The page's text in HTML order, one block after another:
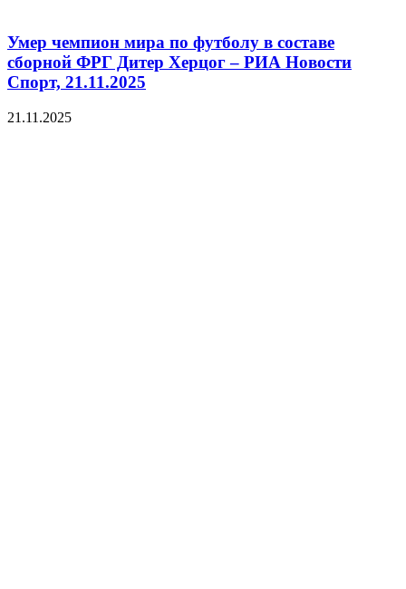
Умер чемпион мира по футболу в составе
сборной ФРГ Дитер Херцог – РИА Новости
Спорт, 21.11.2025
21.11.2025